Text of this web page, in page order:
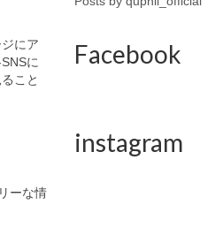
にア
に
こと
ーな情
Facebook
instagram